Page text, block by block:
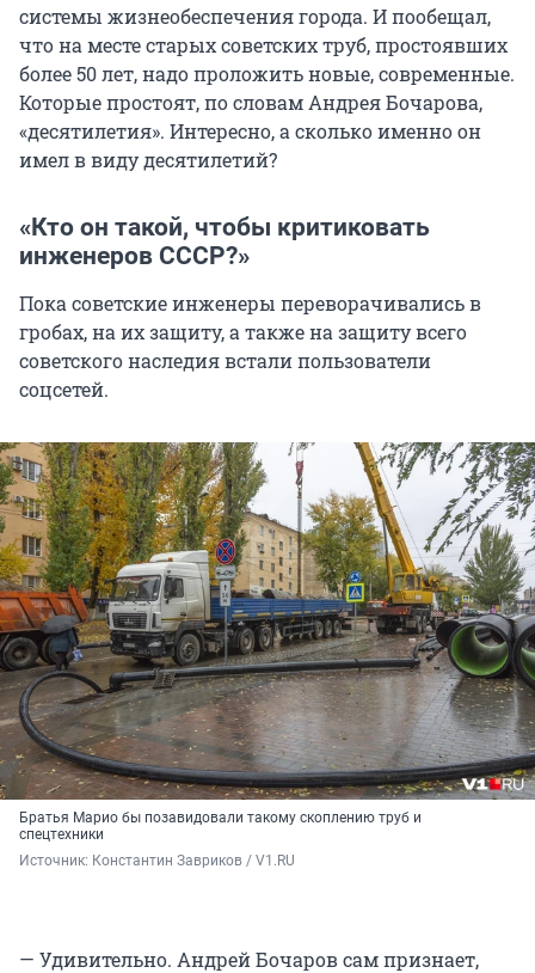
системы жизнеобеспечения города. И пообещал,
что на месте старых советских труб, простоявших
более 50 лет, надо проложить новые, современные.
Которые простоят, по словам Андрея Бочарова,
«десятилетия». Интересно, а сколько именно он
имел в виду десятилетий?
«Кто он такой, чтобы критиковать
инженеров СССР?»
Пока советские инженеры переворачивались в
гробах, на их защиту, а также на защиту всего
советского наследия встали пользователи
соцсетей.
Братья Марио бы позавидовали такому скоплению труб и
спецтехники
Источник: Константин Завриков / V1.RU
— Удивительно. Андрей Бочаров сам признает,